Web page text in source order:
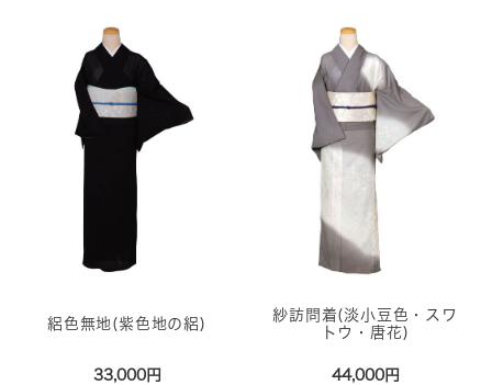
絽色無地(紫色地の絽)
33,000円
紗訪問着(淡小豆色・スワ
トウ・唐花)
44,000円